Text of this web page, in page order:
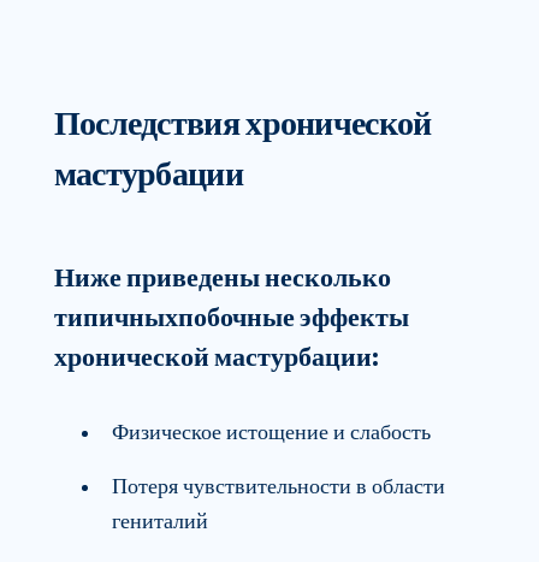
Последствия хронической
мастурбации
Ниже приведены несколько
типичныхпобочные эффекты
хронической мастурбации:
Физическое истощение и слабость
Потеря чувствительности в области
гениталий